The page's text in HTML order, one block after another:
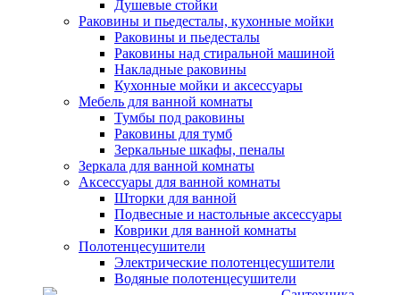
Душевые стойки
Раковины и пьедесталы, кухонные мойки
Раковины и пьедесталы
Раковины над стиральной машиной
Накладные раковины
Кухонные мойки и аксессуары
Мебель для ванной комнаты
Тумбы под раковины
Раковины для тумб
Зеркальные шкафы, пеналы
Зеркала для ванной комнаты
Аксессуары для ванной комнаты
Шторки для ванной
Подвесные и настольные аксессуары
Коврики для ванной комнаты
Полотенцесушители
Электрические полотенцесушители
Водяные полотенцесушители